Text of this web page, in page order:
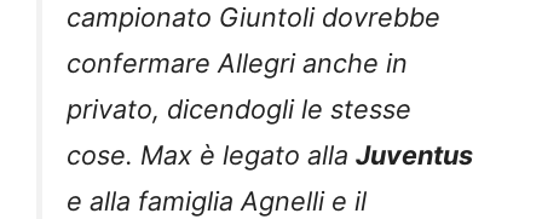
campionato Giuntoli dovrebbe
confermare Allegri anche in
privato, dicendogli le stesse
cose. Max è legato alla Juventus
e alla famiglia Agnelli e il